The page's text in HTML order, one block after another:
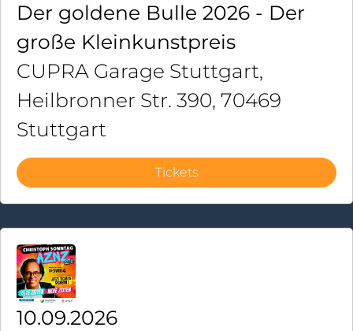
Der goldene Bulle 2026 - Der
große Kleinkunstpreis
CUPRA Garage Stuttgart,
Heilbronner Str. 390, 70469
Stuttgart
Tickets
10.09.2026